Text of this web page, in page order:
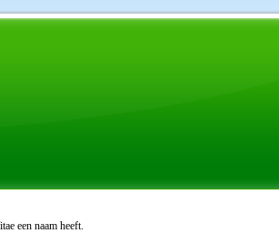
een naam heeft.